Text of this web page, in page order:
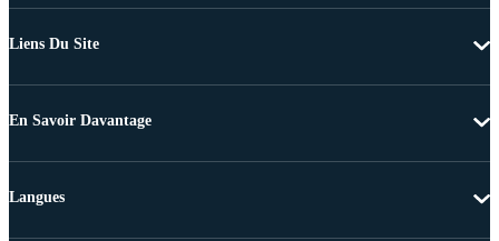
Liens Du Site
En Savoir Davantage
Langues